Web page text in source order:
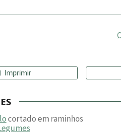
Imprimir
cortado em raminhos